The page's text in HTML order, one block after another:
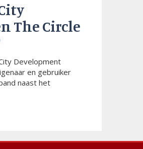
The Circle
Development
en gebruiker
naast het